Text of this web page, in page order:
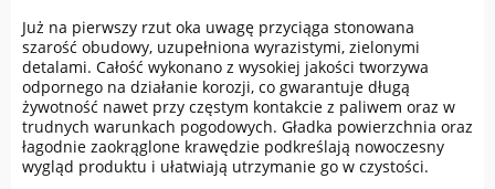
Już na pierwszy rzut oka uwagę przyciąga stonowana
szarość obudowy, uzupełniona wyrazistymi, zielonymi
detalami. Całość wykonano z wysokiej jakości tworzywa
odpornego na działanie korozji, co gwarantuje długą
żywotność nawet przy częstym kontakcie z paliwem oraz w
trudnych warunkach pogodowych. Gładka powierzchnia oraz
łagodnie zaokrąglone krawędzie podkreślają nowoczesny
wygląd produktu i ułatwiają utrzymanie go w czystości.